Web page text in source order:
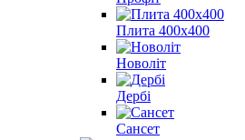
Плита 400х400
Новоліт
Дербі
Сансет